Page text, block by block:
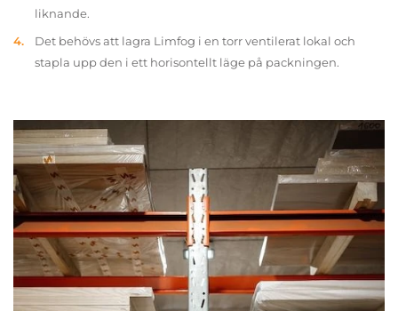
liknande.
Det behövs att lagra Limfog i en torr ventilerat lokal och
stapla upp den i ett horisontellt läge på packningen.